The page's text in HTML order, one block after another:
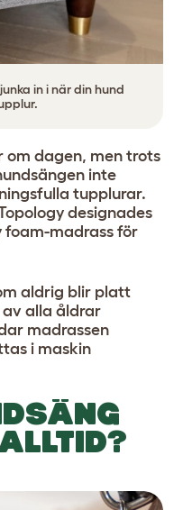
in i när din hund
om dagen, men trots
inte
tupplurar.
designades
foam-madrass för
aldrig blir platt
alla åldrar
madrassen
i maskin